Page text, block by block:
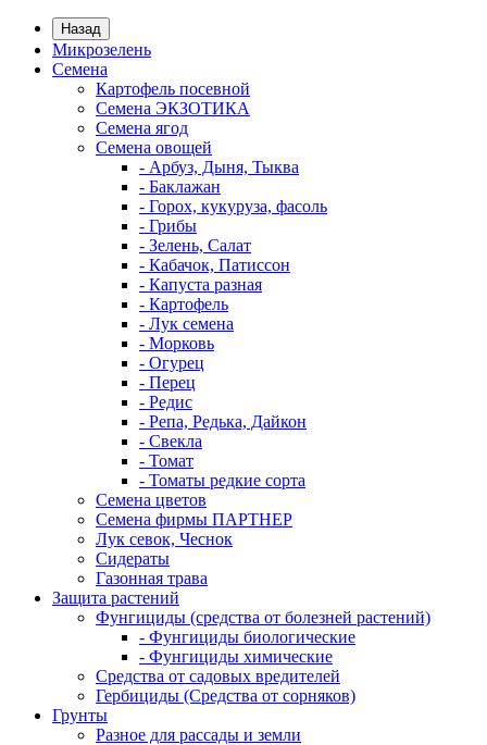
Назад
Микрозелень
Семена
Картофель посевной
Семена ЭКЗОТИКА
Семена ягод
Семена овощей
- Арбуз, Дыня, Тыква
- Баклажан
- Горох, кукуруза, фасоль
- Грибы
- Зелень, Салат
- Кабачок, Патиссон
- Капуста разная
- Картофель
- Лук семена
- Морковь
- Огурец
- Перец
- Редис
- Репа, Редька, Дайкон
- Свекла
- Томат
- Томаты редкие сорта
Семена цветов
Семена фирмы ПАРТНЕР
Лук севок, Чеснок
Сидераты
Газонная трава
Защита растений
Фунгициды (средства от болезней растений)
- Фунгициды биологические
- Фунгициды химические
Средства от садовых вредителей
Гербициды (Средства от сорняков)
Грунты
Разное для рассады и земли